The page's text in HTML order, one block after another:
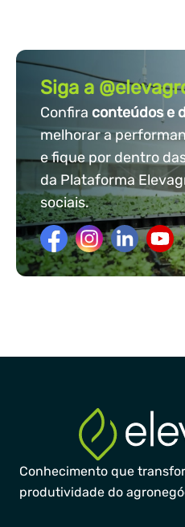
Siga a
Confira conteúdos e
melhorar a
e fique por dentro
da Plataforma
sociais.
Conhecimento que
produtividade do